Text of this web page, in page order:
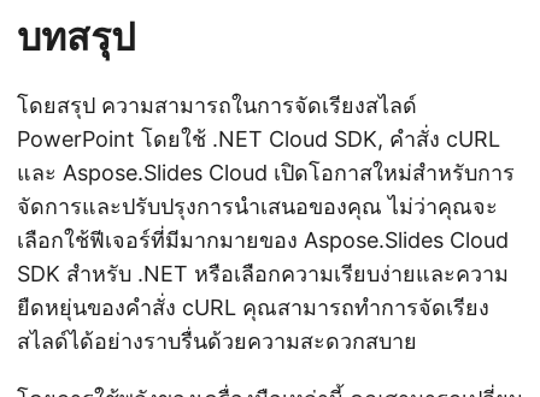
บทสรุป
โดยสรุป ความสามารถในการจัดเรียงสไลด์
PowerPoint โดยใช้ .NET Cloud SDK, คำสั่ง cURL
และ Aspose.Slides Cloud เปิดโอกาสใหม่สำหรับการ
จัดการและปรับปรุงการนำเสนอของคุณ ไม่ว่าคุณจะ
เลือกใช้ฟีเจอร์ที่มีมากมายของ Aspose.Slides Cloud
SDK สำหรับ .NET หรือเลือกความเรียบง่ายและความ
ยืดหยุ่นของคำสั่ง cURL คุณสามารถทำการจัดเรียง
สไลด์ได้อย่างราบรื่นด้วยความสะดวกสบาย